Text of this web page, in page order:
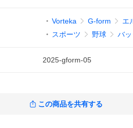
Vorteka G-form
エ
スポーツ
野球 バ
2025-gform-05
この商品を共有する